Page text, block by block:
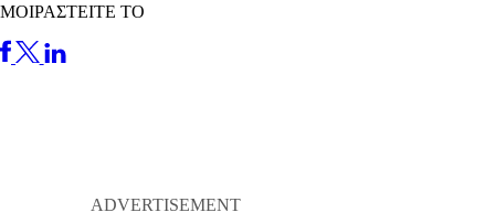
ΜΟΙΡΑΣΤΕΙΤΕ ΤΟ